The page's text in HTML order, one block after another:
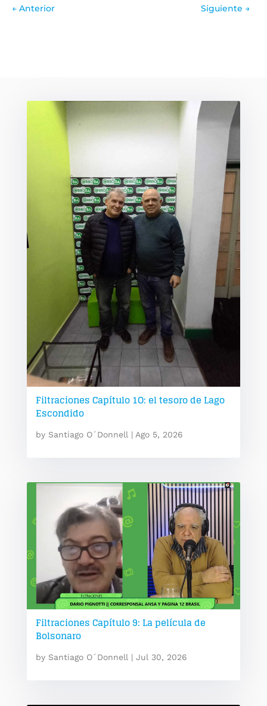
← Anterior Siguiente →
Filtraciones Capítulo 1O: el tesoro de Lago
Escondido
by Santiago O´Donnell | Ago 5, 2026
Filtraciones Capítulo 9: La película de
Bolsonaro
by Santiago O´Donnell | Jul 30, 2026